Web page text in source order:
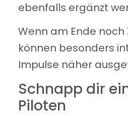
ebenfalls ergänzt
Wenn am Ende
können besonders
Impulse näher
Schnapp dir
Piloten